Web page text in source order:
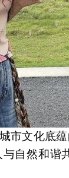
市文化底
自然和